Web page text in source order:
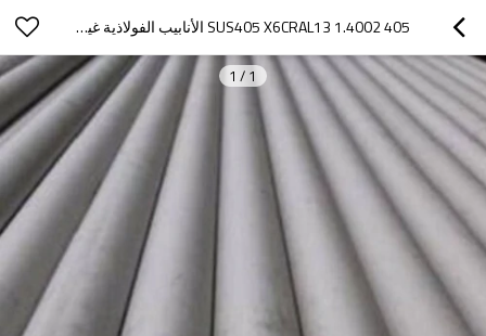
405 SUS405 X6CRAL13 1.4002 الأنابيب الفولاذية غير الملحومة المصنوعة من الفولاذ المقاوم للصدأ
1
/
1